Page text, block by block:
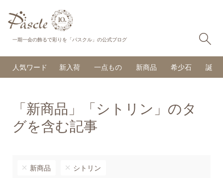
一期一会の飾るで彩りを「パスクル」の公式ブログ
人気ワード 新入荷 一点もの 新商品 希少石 誕生
「新商品」「シトリン」のタ
グを含む記事
新商品 シトリン